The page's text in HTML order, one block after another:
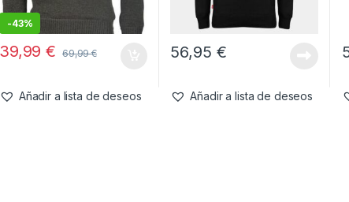
-43%
39,99€ 69,99€
Añadir a lista de deseos
56,95 €
Añadir a lista de deseos